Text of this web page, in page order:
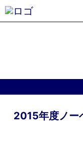
2015年度ノー